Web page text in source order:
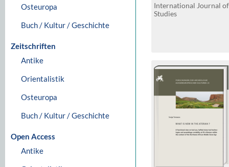
Osteuropa
Buch / Kultur / Geschichte
Zeitschriften
Antike
Orientalistik
Osteuropa
Buch / Kultur / Geschichte
Open Access
Antike
International Journal
Studies